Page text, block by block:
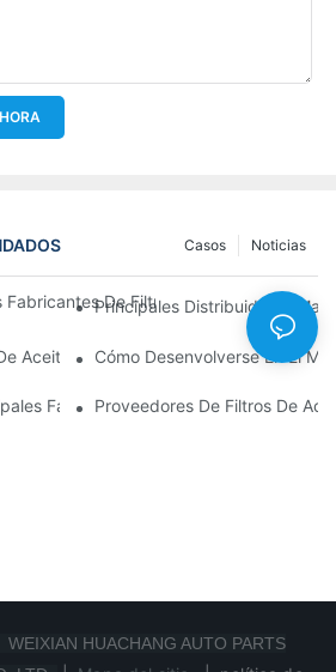
Noticias
Casos
Fabricantes De Filtros De Aceite: Una
Principales Distribuidores
Aceite Adecuado Para Su Modelo De
Cómo Desenvolverse En El
Fabricantes De Filtros De Aceite Y
Proveedores De Filtros De
WEIXIAN HUACHANG AUTO PARTS